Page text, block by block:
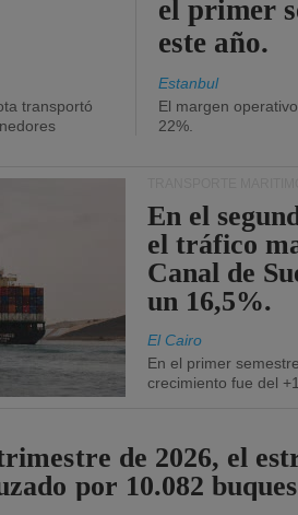
transportó
el primer
este año.
Estanbul
El margen
22%.
En el
el tráfico
Canal de
un 16,5%.
El Cairo
En el primer
crecimiento fue del
de 2026, el
por 10.082